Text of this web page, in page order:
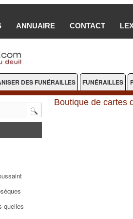
ANNUAIRE CONTACT
DES FUNÉRAILLES FUNÉRAILLES
quelles
Boutique de cartes